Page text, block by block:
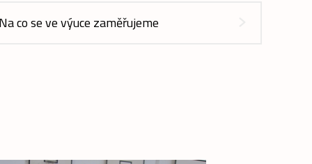
co se ve výuce zaměřujeme